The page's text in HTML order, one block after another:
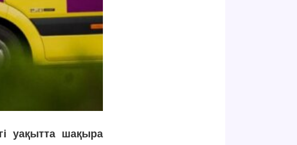
уақытта шақыра